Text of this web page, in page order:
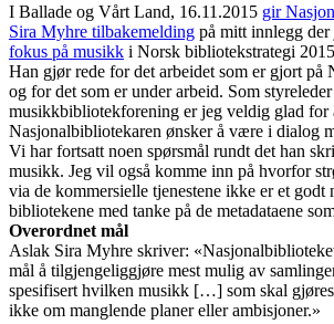
I Ballade og Vårt Land, 16.11.2015 gir
Sira Myhre tilbakemelding på mitt innlegg der
fokus på musikk i Norsk bibliotekstrategi
Han gjør rede for det arbeidet som er gjort på
og for det som er under arbeid. Som
musikkbibliotekforening er jeg veldig glad for
Nasjonalbibliotekaren ønsker å være i dialog
Vi har fortsatt noen spørsmål rundt det han
musikk. Jeg vil også komme inn på hvorfor
via de kommersielle tjenestene ikke er et godt
bibliotekene med tanke på de metadataene
Overordnet mål
Aslak Sira Myhre skriver:
mål å tilgjengeliggjøre mest mulig av
spesifisert hvilken musikk […] som skal
ikke om manglende planer eller ambisjoner.»